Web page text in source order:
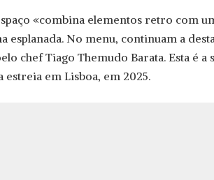
«combina elementos retro com
esplanada. No menu, continuam a
chef Tiago Themudo Barata. Esta é a
estreia em Lisboa, em 2025.